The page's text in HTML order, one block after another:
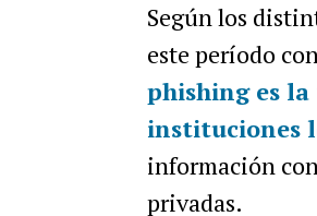
Según los
este período
phishing es la
instituciones
información
privadas.